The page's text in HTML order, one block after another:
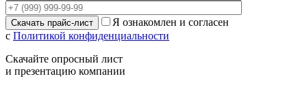
Я ознакомлен и согласен
с Политикой конфиденциальности
Скачайте опросный лист
и презентацию компании